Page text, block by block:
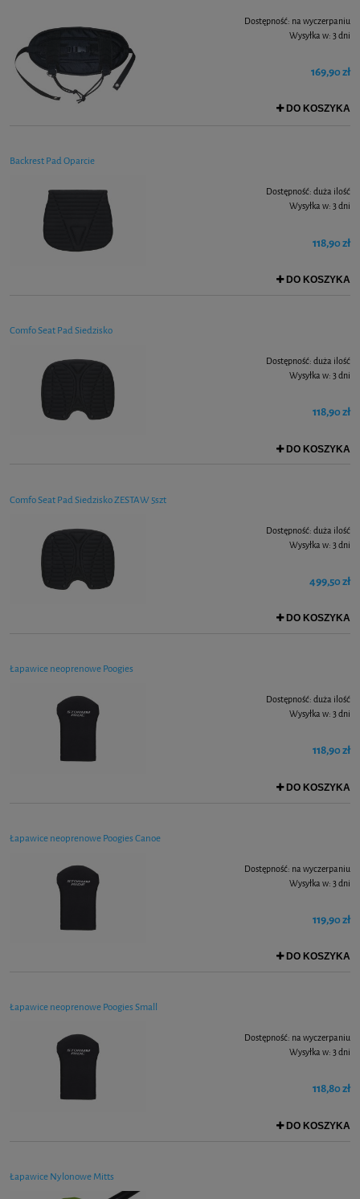
Dostępność: na wyczerpaniu
Wysyłka w: 3 dni
169,90 zł
DO KOSZYKA
Backrest Pad Oparcie
Dostępność: duża ilość
Wysyłka w: 3 dni
118,90 zł
DO KOSZYKA
Comfo Seat Pad Siedzisko
Dostępność: duża ilość
Wysyłka w: 3 dni
118,90 zł
DO KOSZYKA
Comfo Seat Pad Siedzisko ZESTAW 5szt
Dostępność: duża ilość
Wysyłka w: 3 dni
499,50 zł
DO KOSZYKA
Łapawice neoprenowe Poogies
Dostępność: duża ilość
Wysyłka w: 3 dni
118,90 zł
DO KOSZYKA
Łapawice neoprenowe Poogies Canoe
Dostępność: na wyczerpaniu
Wysyłka w: 3 dni
119,90 zł
DO KOSZYKA
Łapawice neoprenowe Poogies Small
Dostępność: na wyczerpaniu
Wysyłka w: 3 dni
118,80 zł
DO KOSZYKA
Łapawice Nylonowe Mitts